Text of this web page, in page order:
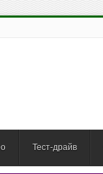
Тест-драйв